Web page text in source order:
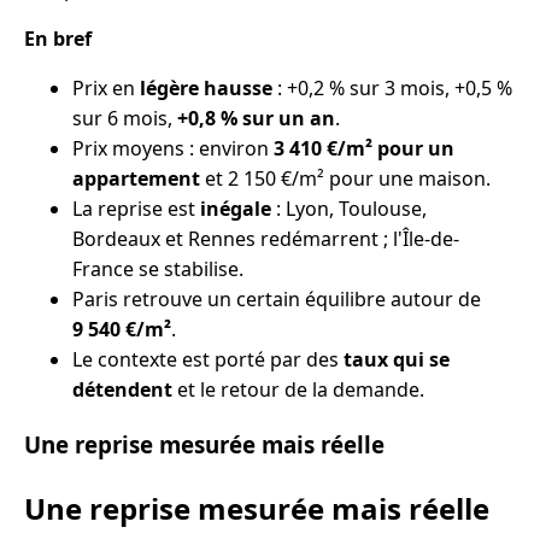
En bref
Prix en légère hausse : +0,2 % sur 3 mois, +0,5 %
sur 6 mois, +0,8 % sur un an.
Prix moyens : environ 3 410 €/m² pour un
appartementet 2 150 €/m² pour une maison.
La reprise est inégale : Lyon, Toulouse,
Bordeaux et Rennes redémarrent ; l'Île-de-
France se stabilise.
Paris retrouve un certain équilibre autour de
9 540 €/m².
Le contexte est porté par des taux qui se
détendentet le retour de la demande.
Une reprise mesurée mais réelle
Une reprise mesurée mais réelle